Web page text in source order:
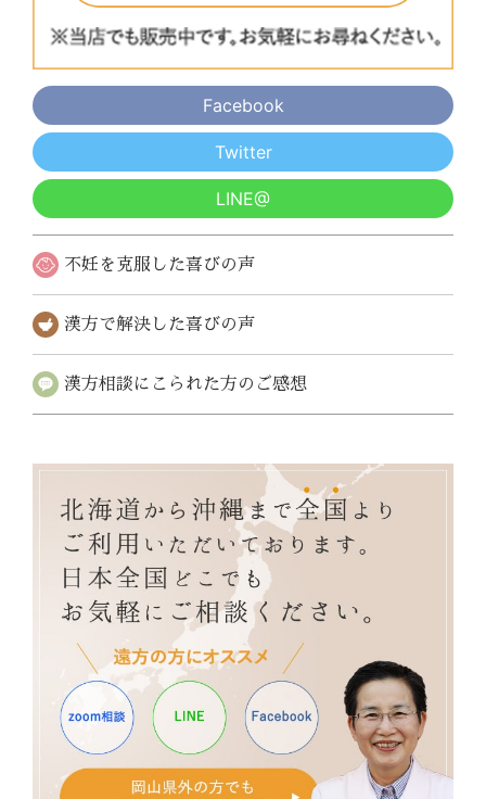
Facebook
Twitter
LINE@
不妊を克服した喜びの声
漢方で解決した喜びの声
漢方相談にこられた方のご感想